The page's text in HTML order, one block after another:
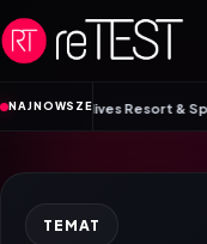
Przejdź do treści
NAJNOWSZE
Resort & Spa dzięki
TEMAT